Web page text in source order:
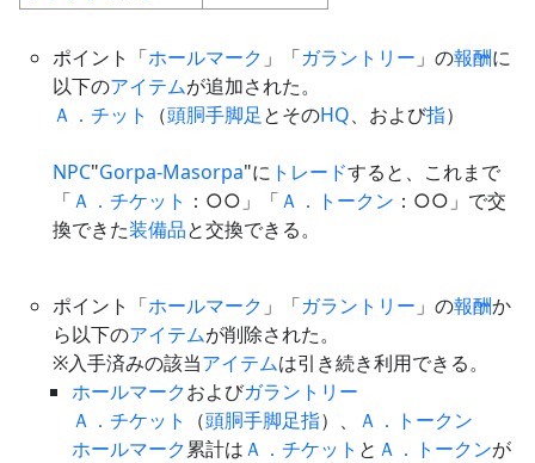
ポイント「ホールマーク 」「ガラントリー 」の報酬に
以下のアイテムが追加された。
Ａ．チット
（頭胴手脚足とそのHQ、および指）
NPC"Gorpa-Masorpa"に トレードすると、これまで
「Ａ．チケット ：○○」「Ａ．トークン ：○○」で交
換できた装備品と交換できる。
ポイント「ホールマーク 」「ガラントリー 」の報酬か
ら以下のアイテムが削除された。
※入手済みの該当アイテムは引き続き利用できる。
ホールマークおよびガラントリー
Ａ．チケット
（頭胴手脚足指）、
Ａ．トークン
ホールマーク累計はＡ．チケット と Ａ．トークンが